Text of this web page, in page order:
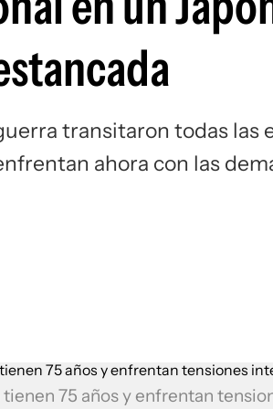
transitaron todas las
ahora con las
75 años y enfrentan